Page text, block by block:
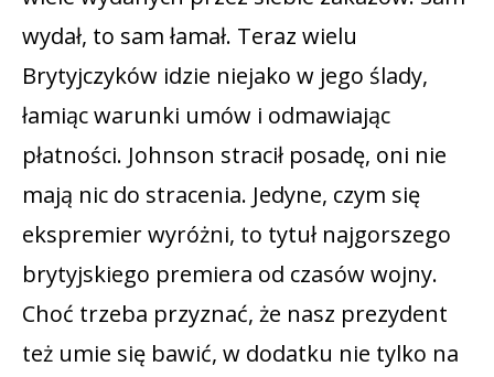
wydał, to sam łamał. Teraz wielu
Brytyjczyków idzie niejako w jego ślady,
łamiąc warunki umów i odmawiając
płatności. Johnson stracił posadę, oni nie
mają nic do stracenia. Jedyne, czym się
ekspremier wyróżni, to tytuł najgorszego
brytyjskiego premiera od czasów wojny.
Choć trzeba przyznać, że nasz prezydent
też umie się bawić, w dodatku nie tylko na